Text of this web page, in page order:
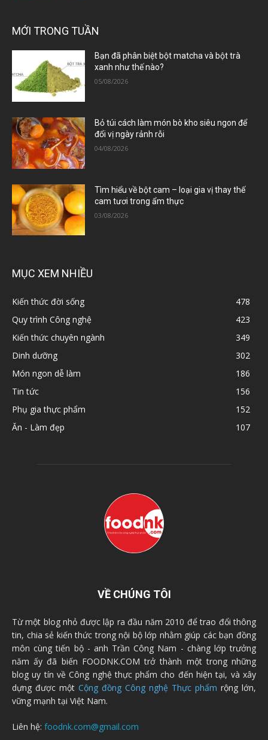
MỚI TRONG TUẦN
Bạn đã phân biệt bột matcha và bột trà
xanh như thế nào?
05/08/2026
Bỏ túi cách làm món bò kho siêu ngon để
đổi vị ngày rảnh rỗi
04/08/2026
Tìm hiểu về bột cam – loại gia vị thay thế
cam tươi trong ẩm thực
03/08/2026
MỤC XEM NHIỀU
Kiến thức đời sống
478
Quy trình Công nghệ
423
Kiến thức chuyên ngành
349
Dinh dưỡng
302
Món ngon dễ làm
186
Tin tức
156
Phụ gia thực phẩm
152
Ăn - Làm đẹp
107
VỀ CHÚNG TÔI
Từ một blog nhỏ được lập ra đầu năm 2010 để trao đổi thông
tin, chia sẻ kiến thức trong nội bộ lớp nhằm giúp các bạn đồng
môn cùng tiến bộ - anh Trần Công Nam - chàng lớp trưởng
năm ấy đã biến FOODNK.COM trở thành một trong những
blog uy tín về Công nghệ thực phẩm cho đến hiện tại, và xây
dựng được một Cộng đồng Công nghệ Thực phẩm rộng lớn,
vững mạnh tại Việt Nam.
Liên hệ: foodnk.com@gmail.com